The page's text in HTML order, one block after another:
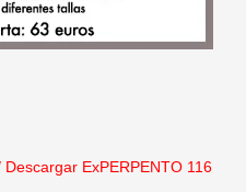
Descargar ExPERPENTO 116